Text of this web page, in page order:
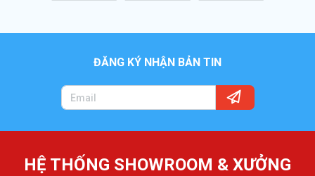
ĐĂNG KÝ NHẬN BẢN TIN
HỆ THỐNG SHOWROOM & XƯỞNG